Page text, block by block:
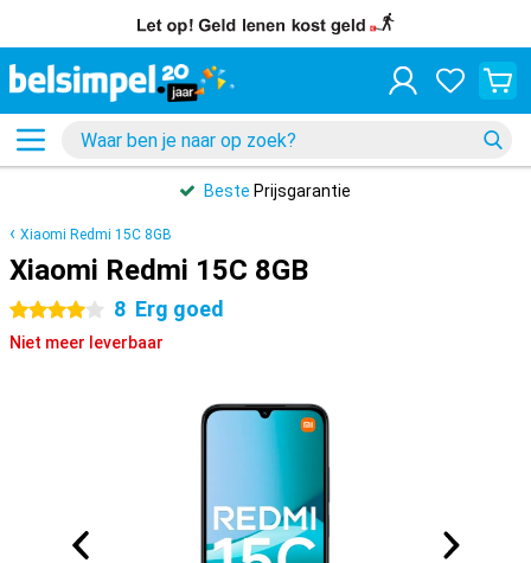
Beste Prijsgarantie
Xiaomi Redmi 15C 8GB
Xiaomi Redmi 15C 8GB
4 sterren 8 Erg goed
Niet meer leverbaar